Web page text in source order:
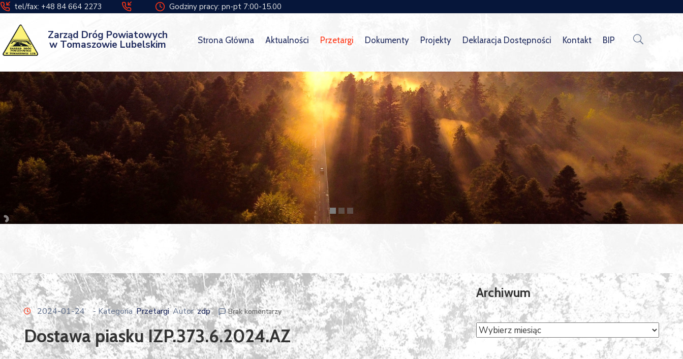
tel/fax: +48 84 664 2273 Godziny pracy: pn-pt 7:00-15.00
Zarząd Dróg Powiatowych
w Tomaszowie Lubelskim Strona Główna Aktualności Przetargi Dokumenty Projekty Deklaracja Dostępności Kontakt BIP
2024-01-24 - KategoriaPrzetargi Autorzdp Brak komentarzy
Dostawa piasku IZP.373.6.2024.AZ
Archiwum